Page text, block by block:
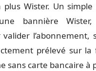
plus Wister. Un
bannière
l’abonnement,
prélevé sur
sans carte bancaire à